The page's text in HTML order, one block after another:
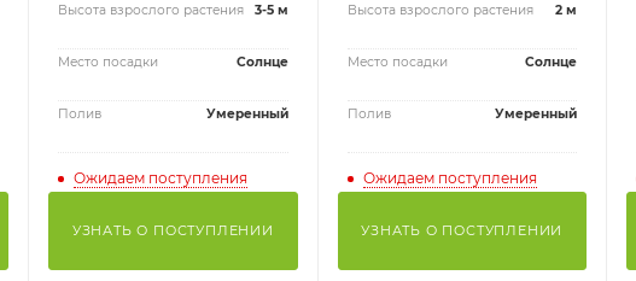
Высота взрослого растения 3-5 м
Место посадки Солнце
Полив Умеренный
Ожидаем поступления
УЗНАТЬ О ПОСТУПЛЕНИИ
Высота взрослого растения 2 м
Место посадки Солнце
Полив Умеренный
Ожидаем поступления
УЗНАТЬ О ПОСТУПЛЕНИИ